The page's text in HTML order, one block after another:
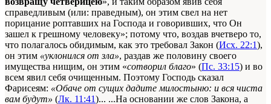
справедливым (или: праведным), он этим свел на нет
порицание роптавших на Господа и говоривших, что Он
зашел к грешному человеку»; потому что, воздав вчетверо то,
что полагалось обидимым, как это требовал Закон (Исх. 22:1),
он этим «уклонился от зла», раздав же половину своего
имущества нищим, он этим «сотворил благо» (Пс. 33:15) и во
всем явил себя очищенным. Поэтому Господь сказал
Фарисеям: «Обаче от сущих дадите милостыню: и вся чиста
вам будут» (Лк. 11:41)... ...На основании же слов Закона, а